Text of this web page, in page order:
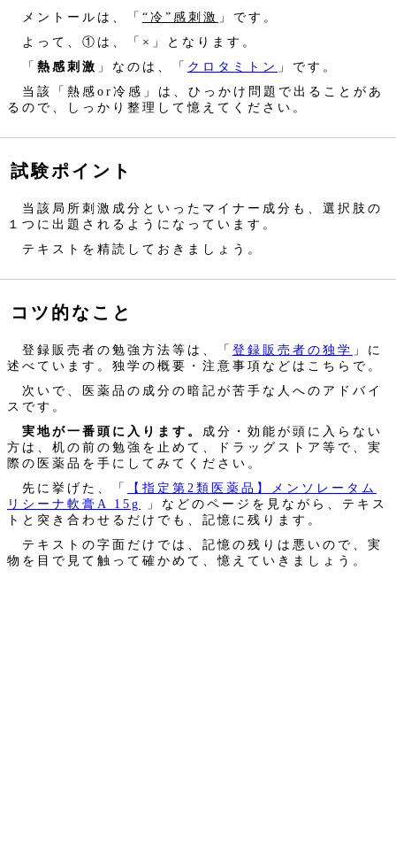
メントールは、「 “冷”感刺激 」です。
よって、①は、「×」となります。
「 熱感刺激 」なのは、「 クロタミトン 」です。
当該「熱感or冷感」は、ひっかけ問題で出ることがあ
るので、しっかり整理して憶えてください。
試験ポイント
当該局所刺激成分といったマイナー成分も、選択肢の
１つに出題されるようになっています。
テキストを精読しておきましょう。
コツ的なこと
登録販売者の勉強方法等は、「 登録販売者の独学 」に
述べています。独学の概要・注意事項などはこちらで。
次いで、医薬品の成分の暗記が苦手な人へのアドバイ
スです。
実地が一番頭に入ります。 成分・効能が頭に入らない
方は、机の前の勉強を止めて、ドラッグストア等で、実
際の医薬品を手にしてみてください。
先に挙げた、「
【指定第2類医薬品】メンソレータム
リシーナ軟膏A 15g
」などのページを見ながら、テキス
トと突き合わせるだけでも、記憶に残ります。
テキストの字面だけでは、記憶の残りは悪いので、実
物を目で見て触って確かめて、憶えていきましょう。